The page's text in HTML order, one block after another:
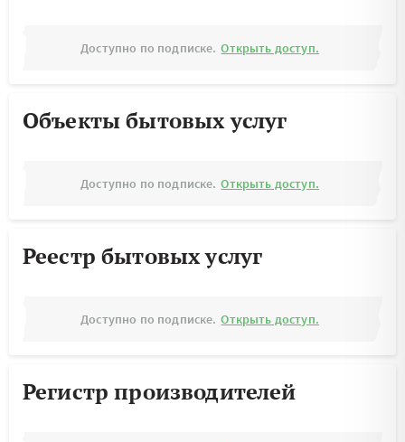
Доступно по подписке. Открыть доступ.
Объекты бытовых услуг
Доступно по подписке. Открыть доступ.
Реестр бытовых услуг
Доступно по подписке. Открыть доступ.
Регистр производителей